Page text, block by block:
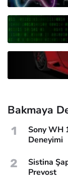
Bakmaya
1
Sony WH
Deneyimi
2
Sistina
Prevost